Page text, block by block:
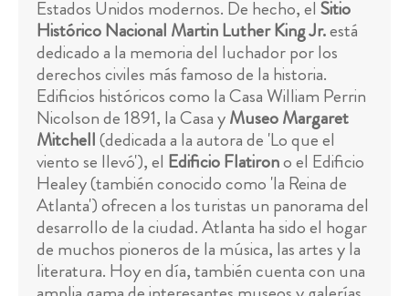
Estados Unidos modernos. De hecho, el Sitio
Histórico Nacional Martin Luther King Jr.está
dedicado a la memoria del luchador por los
derechos civiles más famoso de la historia.
Edificios históricos como la Casa William Perrin
Nicolson de 1891, la Casa yMuseo Margaret
Mitchell(dedicada a la autora de 'Lo que el
viento se llevó'), el Edificio Flatirono el Edificio
Healey (también conocido como 'la Reina de
Atlanta') ofrecen a los turistas un panorama del
desarrollo de la ciudad. Atlanta ha sido el hogar
de muchos pioneros de la música, las artes y la
literatura. Hoy en día, también cuenta con una